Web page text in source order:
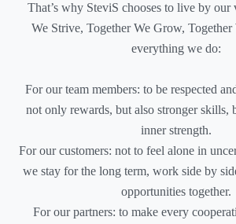
That’s why SteviS chooses to live by our
We Strive, Together We Grow,
everything we do:
For our team members: to be respected
not only rewards, but also stronger skills,
inner strength.
For our customers: not to feel alone in
we stay for the long term, work side by
opportunities together.
For our partners: to make every